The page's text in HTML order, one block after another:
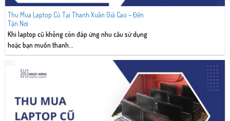
Thu Mua Laptop Cũ Tại Thanh Xuân Giá Cao – Đến
Tận Nơi
Khi laptop cũ không còn đáp ứng nhu cầu sử dụng
hoặc bạn muốn thanh...